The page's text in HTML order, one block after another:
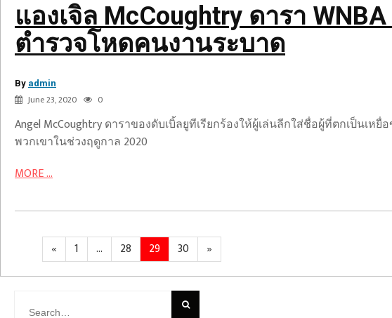
แองเจิล McCoughtry ดารา
ตำรวจโหดคนงานระบาด
By admin
June 23, 2020 0
เหยื่อ
ตำรวจ
โหด
งาน
ระบาด
Angel McCoughtry ดาราของดับเบิ้ลยูทีเรียกร้องให้ผู้เล่นลีกใส่ชื่อผู้ที่ตกเป็น
พวกเขาในช่วงฤดูกาล 2020
MORE ...
Posts
navigation
« Previous
page
Page
1 … Page
28 Page
29 Page
30
Next
page
»